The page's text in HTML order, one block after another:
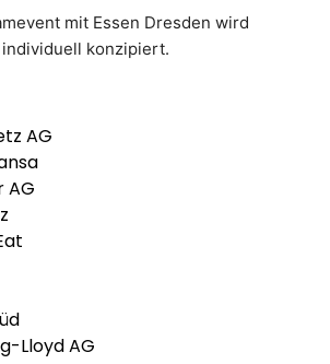
mit Essen Dresden wird
individuell konzipiert.